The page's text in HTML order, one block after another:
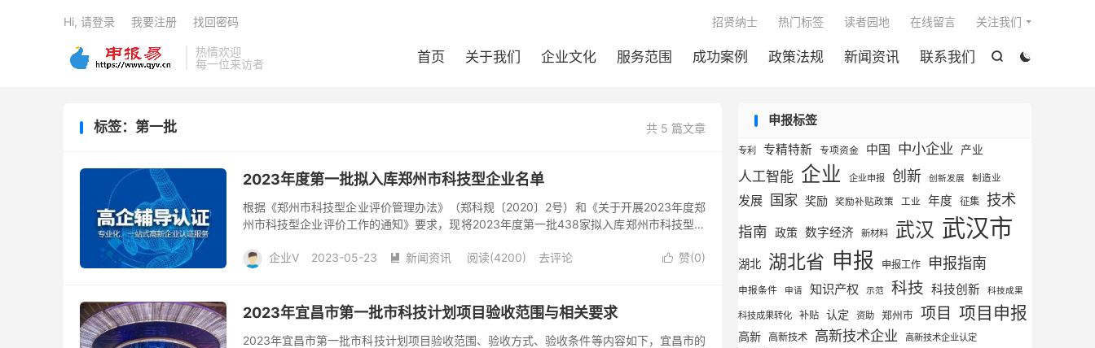
热情欢迎
每一位来访者


首页 关于我们 企业文化 服务范围 成功案例 政策法规 新闻资讯 联系我们
招贤纳士 热门标签 读者园地 在线留言 关注我们
Hi, 请登录 我要注册 找回密码
共 5 篇文章
标签：第一批
2023年度第一批拟入库郑州市科技型企业名单
根据《郑州市科技型企业评价管理办法》（郑科规〔2020〕2号）和《关于开展2023年度郑
州市科技型企业评价工作的通知》要求，现将2023年度第一批438家拟入库郑州市科技型企
 赞(0)
企业V 2023-05-23  新闻资讯 阅读(4200) 去评论
2023年宜昌市第一批市科技计划项目验收范围与相关要求
2023年宜昌市第一批市科技计划项目验收范围、验收方式、验收条件等内容如下，宜昌市的
申报标签
专利 专精特新 专项资金 中国 中小企业 产业
人工智能 企业 企业申报 创新 创新发展 制造业
发展 国家 奖励 奖励补贴政策 工业 年度 征集 技术
指南 政策 数字经济 新材料 武汉 武汉市
湖北 湖北省 申报 申报工作 申报指南
申报条件 申请 知识产权 示范 科技 科技创新 科技成果
科技成果转化 补贴 认定 资助 郑州市 项目 项目申报
高新 高新技术 高新技术企业 高新技术企业认定